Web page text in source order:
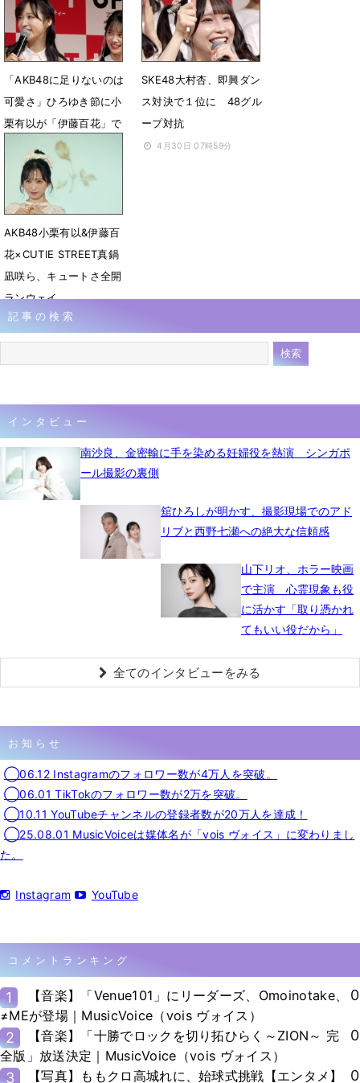
6月6日 08時10分 5月6日 05時52分
「AKB48に足りないのは
可愛さ」ひろゆき節に小
栗有以が「伊藤百花」で
対抗「います！」
4月30日 08時12分
SKE48大村杏、即興ダン
ス対決で１位に 48グル
ープ対抗
4月30日 07時59分
AKB48小栗有以&伊藤百
花×CUTIE STREET真鍋
凪咲ら、キュートさ全開
ランウェイ
4月20日 07時38分
記事の検索
インタビュー
南沙良、金密輸に手を染める妊婦役を熱演 シンガポ
ール撮影の裏側
舘ひろしが明かす、撮影現場でのアド
リブと西野七瀬への絶大な信頼感
山下リオ、ホラー映画
で主演 心霊現象も役
に活かす「取り憑かれ
てもいい役だから」
全てのインタビューをみる
お知らせ
◯06.12 Instagramのフォロワー数が4万人を突破。
◯06.01 TikTokのフォロワー数が2万を突破。
◯10.11 YouTubeチャンネルの登録者数が20万人を達成！
◯25.08.01 MusicVoiceは媒体名が「vois ヴォイス」に変わりまし
た。
Instagram YouTube
コメントランキング
1
【音楽】「Venue101」にリーダーズ、Omoinotake、
≠MEが登場｜MusicVoice（vois ヴォイス）
0
2
【音楽】「十勝でロックを切り拓ひらく～ZION～ 完
全版」放送決定｜MusicVoice（vois ヴォイス）
0
3 【写真】ももクロ高城れに、始球式挑戦【エンタメ】 0